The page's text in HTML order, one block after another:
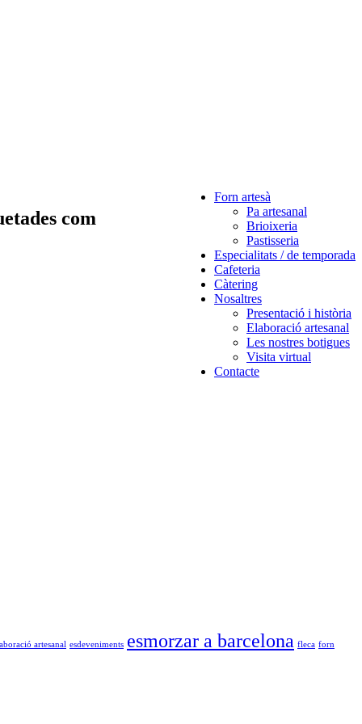
Forn artesà
Pa artesanal
Brioixeria
Pastisseria
Especialitats / de temporada
Cafeteria
Càtering
Nosaltres
Presentació i història
Elaboració artesanal
Les nostres botigues
Visita virtual
Contacte
com
artesanal esdeveniments esmorzar a barcelona fleca forn